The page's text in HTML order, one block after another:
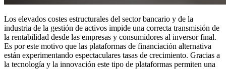
Los elevados costes estructurales del sector bancario y de la
industria de la gestión de activos impide una correcta transmisión de
la rentabilidad desde las empresas y consumidores al inversor final.
Es por este motivo que las plataformas de financiación alternativa
están experimentando espectaculares tasas de crecimiento. Gracias a
la tecnología y la innovación este tipo de plataformas permiten una